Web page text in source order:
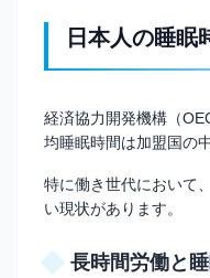
日本人の睡眠
経済協力開発機構（
均睡眠時間は加盟国の
特に働き世代において
い現状があります。
長時間労働と